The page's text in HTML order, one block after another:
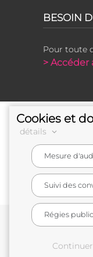
BESOIN
Pour toute
> Accéder
Cookies et
détails
Mesure
Suivi des
Régies